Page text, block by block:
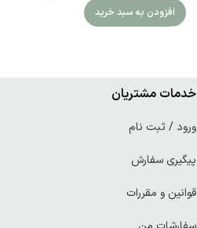
افزودن به سبد خرید
خدمات مشتریان
ورود / ثبت نام
پیگیری سفارش
قوانین و مقررات